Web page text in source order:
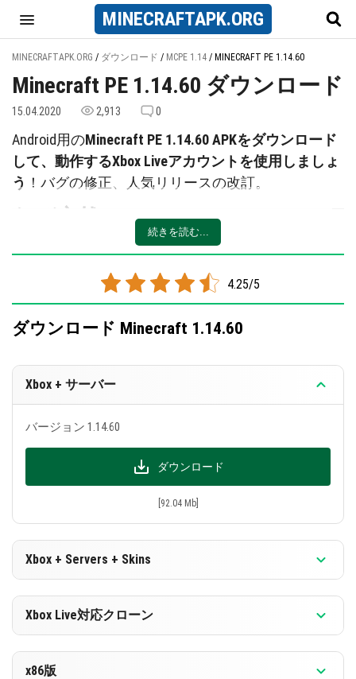
MINECRAFTAPK.ORG
MINECRAFTAPK.ORG / ダウンロード / MCPE 1.14 / MINECRAFT PE 1.14.60
Minecraft PE 1.14.60 ダウンロード
15.04.2020 2,913 0
Android用のMinecraft PE 1.14.60 APKをダウンロード
して、動作するXbox Liveアカウントを使用しましょ
う ！バグの修正、人気リリースの改訂。
なぜ突然1.14？
でも1.16はどうなの？ このアップデートがリリース
次のバージョンに移行しましたが、今回はこのバー
ジョンを最終化することに決めました。おそらくこ
れが最終的なバージョン1.14になるでしょう。
修正されたバグ
9つのバグが修正されました。主なものは以下で
す：
Minecraftが読み込み中にフリーズしなくなりま
ワールドを退出する際のクラッシュが修正され
セージの表示が修正されました
プレイヤーがXbox Liveにログインしていなくて
もマーケットが再度ロードされます
た場合、購入は失われません（ライセンスの
み）
続きを読む...
4.25/5
ダウンロード Minecraft 1.14.60
Xbox + サーバー
バージョン 1.14.60
ダウンロード
[92.04 Mb]
Xbox + Servers + Skins
Xbox Live対応クローン
x86版